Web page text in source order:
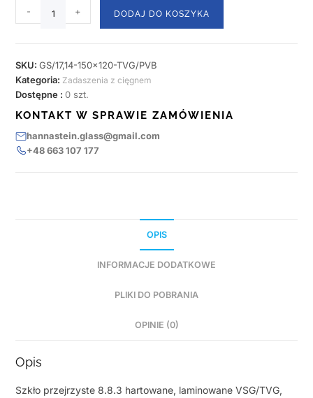
- + DODAJ DO KOSZYKA
SKU:GS/17,14-150x120-TVG/PVB
Kategoria: Zadaszenia z cięgnem
Dostępne :0 szt.
KONTAKT W SPRAWIE ZAMÓWIENIA
hannastein.glass@gmail.com
+48 663 107 177
OPIS
INFORMACJE DODATKOWE
PLIKI DO POBRANIA
OPINIE (0)
Opis
Szkło przejrzyste 8.8.3 hartowane, laminowane VSG/TVG,